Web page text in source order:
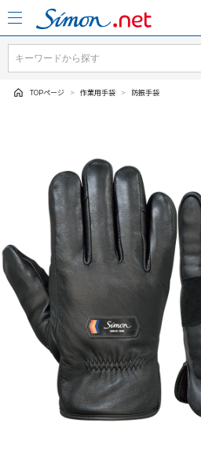
TOPページ > 作業用手袋 > 防振手袋